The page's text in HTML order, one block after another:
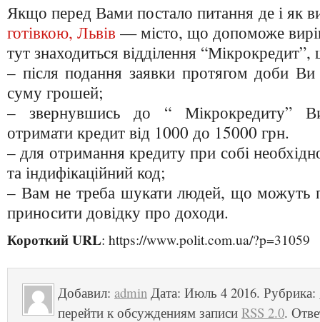
Якщо перед Вами постало питання де і як
готівкою, Львів — місто, що допоможе
тут знаходиться відділення
– після подання заявки протягом доби Ви
суму грошей;
– звернувшись до “ Мікрокредиту”
отримати кредит від 1000 до 15000 грн.
– для отримання кредиту при собі
та індифікаційний код;
– Вам не треба шукати людей, що можуть
приносити довідку про доходи.
Короткий URL: https://www.polit.com.ua/?p=31059
Добавил: admin Дата: Июль 4 2016. Рубрика:
перейти к обсуждениям записи RSS 2.0.